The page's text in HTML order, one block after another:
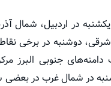
در اردبیل، شمال
دوشنبه در برخی
جنوبی البرز
در شمال غرب در بعضی